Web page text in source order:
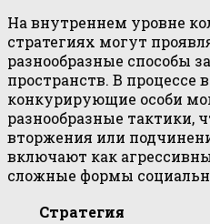
На внутреннем уровне
стратегиях могут
разнообразные способы
пространств. В процессе
конкурирующие особи
разнообразные тактики,
вторжения или
включают как
сложные формы
Стратегия